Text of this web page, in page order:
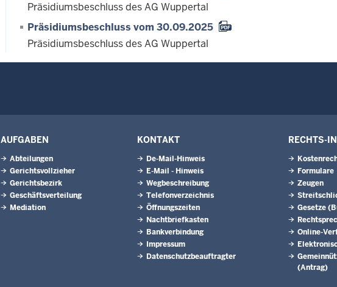
Präsidiumsbeschluss des AG Wuppertal
Präsidiumsbeschluss vom 30.09.2025
Präsidiumsbeschluss des AG Wuppertal
AUFGABEN
Abteilungen
Gerichtsvollzieher
Gerichtsbezirk
Geschäftsverteilung
Mediation
KONTAKT
De-Mail-Hinweis
E-Mail - Hinweis
Wegbeschreibung
Telefonverzeichnis
Öffnungszeiten
Nachtbriefkasten
Bankverbindung
Impressum
Datenschutzbeauftragter
RECHTS-
Formulare
Zeugen
Gesetze
Online-
(Antrag)